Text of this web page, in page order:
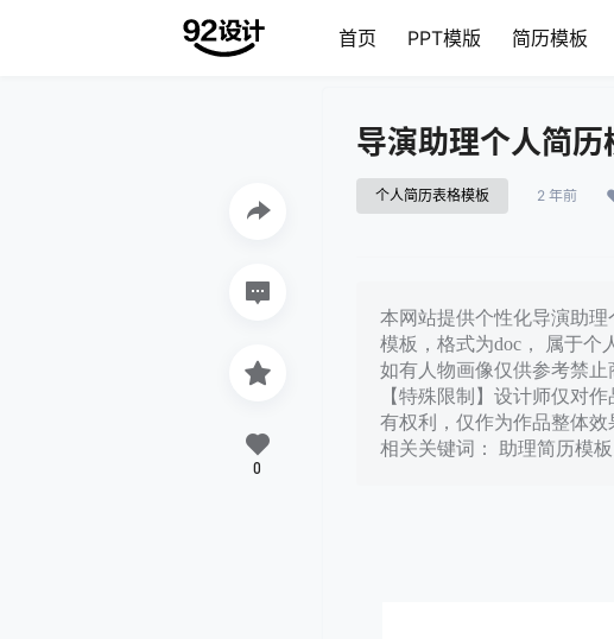
首页 PPT模版 简历模板
导演助理个人简历
个人简历表格模板 2 年前
本网站提供个性化导演助理
模板，格式为doc， 属于个
如有人物画像仅供参考禁止
【特殊限制】设计师仅对
有权利，仅作为作品整体效
相关关键词： 助理简历模
0